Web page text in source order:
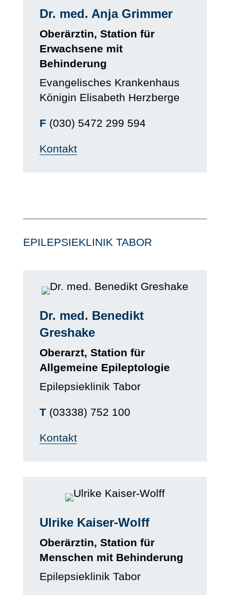
Dr. med. Anja Grimmer
Oberärztin, Station für
Erwachsene mit
Behinderung
Evangelisches Krankenhaus
Königin Elisabeth Herzberge
F (030) 5472 299 594
Kontakt
EPILEPSIEKLINIK TABOR
Dr. med. Benedikt
Greshake
Oberarzt, Station für
Allgemeine Epileptologie
Epilepsieklinik Tabor
T(03338) 752 100
Kontakt
Ulrike Kaiser-Wolff
Oberärztin, Station für
Menschen mit Behinderung
Epilepsieklinik Tabor